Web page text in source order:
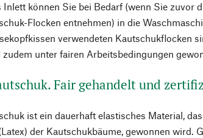
Inlett können Sie bei Bedarf (wenn Sie zuvor
Flocken entnehmen) in die
verwendeten Kautschukflocken
zudem unter fairen Arbeitsbedingungen
Fair gehandelt und
ist ein dauerhaft elastisches Material,
der Kautschukbäume, gewonnen wird.